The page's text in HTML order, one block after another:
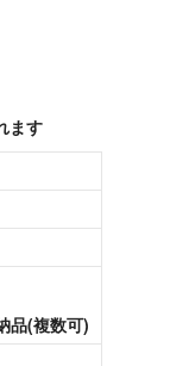
ます
品(複数可)